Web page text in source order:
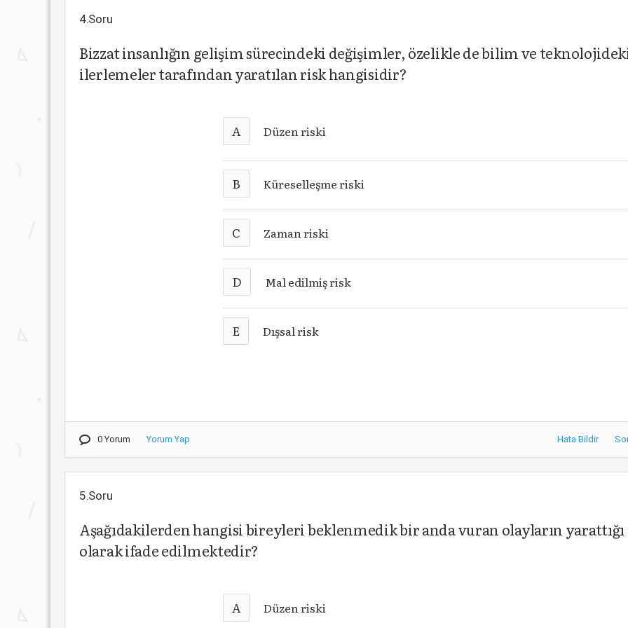
4.Soru
Bizzat insanlığın gelişim sürecindeki değişimler, özelikle de bilim ve
ilerlemeler tarafından yaratılan risk hangisidir?
A Düzen riski
B Küreselleşme riski
C Zaman riski
D Mal edilmiş risk
E Dışsal risk
0 Yorum Yorum Yap Hata Bildir
5.Soru
Aşağıdakilerden hangisi bireyleri beklenmedik bir anda vuran olayların
olarak ifade edilmektedir?
A Düzen riski